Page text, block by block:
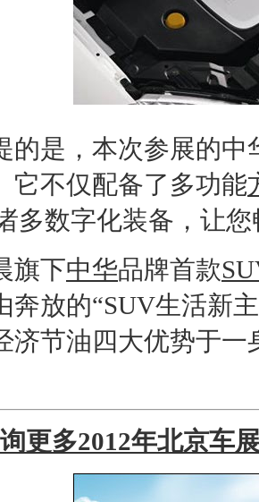
是，本次参展的中
它不仅配备了多功能
多数字化装备，让
旗下中华品牌首款
奔放的“SUV生活新
济节油四大优势于
更多2012年北京车